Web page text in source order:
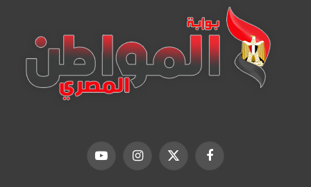
فيسبوك X الانستغراميوتيوب